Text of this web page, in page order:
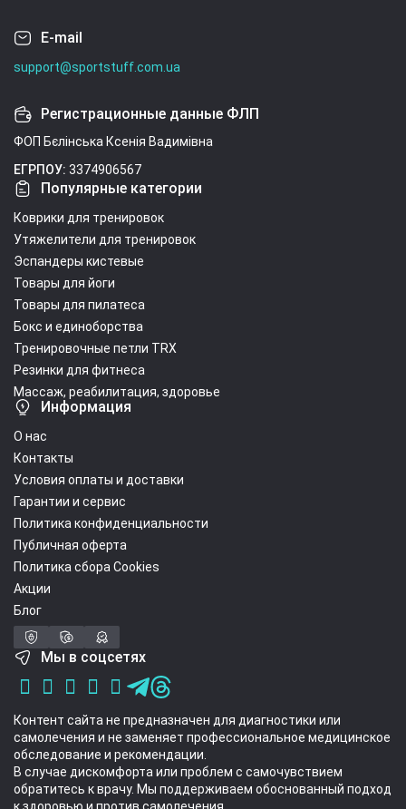
E-mail
support@sportstuff.com.ua
Регистрационные данные ФЛП
ФОП Бєлінська Ксенія Вадимівна
ЕГРПОУ: 3374906567
Популярные категории
Коврики для тренировок
Утяжелители для тренировок
Эспандеры кистевые
Товары для йоги
Товары для пилатеса
Бокс и единоборства
Тренировочные петли TRX
Резинки для фитнеса
Массаж, реабилитация, здоровье
Информация
О нас
Контакты
Условия оплаты и доставки
Гарантии и сервис
Политика конфиденциальности
Публичная оферта
Политика сбора Cookies
Акции
Блог
Мы в соцсетях
Контент сайта не предназначен для диагностики или
самолечения и не заменяет профессиональное медицинское
обследование и рекомендации.
В случае дискомфорта или проблем с самочувствием
обратитесь к врачу. Мы поддерживаем обоснованный подход